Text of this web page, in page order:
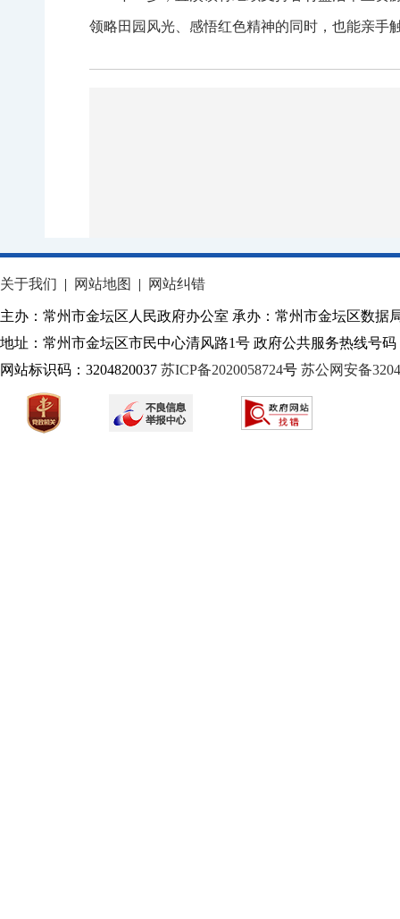
领略田园风光、感悟红色精神的同时，也能亲手
关于我们 | 网站地图 | 网站纠错
主办：常州市金坛区人民政府办公室 承办：常州市金坛区数据
地址：常州市金坛区市民中心清风路1号 政府公共服务热线号码
网站标识码：3204820037 苏ICP备2020058724号 苏公网安备